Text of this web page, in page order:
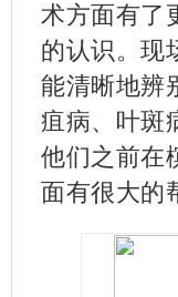
术方面有了
的认识。现
能清晰地辨
疽病、叶斑
他们之前在
面有很大的